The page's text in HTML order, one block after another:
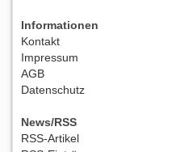
Informationen
Kontakt
Impressum
AGB
Datenschutz
News/RSS
RSS-Artikel